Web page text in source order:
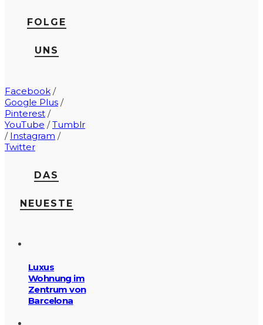
FOLGE
UNS
Facebook /
Google Plus /
Pinterest /
YouTube /Tumblr
/ Instagram /
Twitter
DAS
NEUESTE
Luxus
Wohnung im
Zentrum von
Barcelona